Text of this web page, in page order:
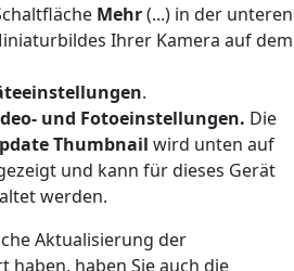
Mehr(...) in der unteren
Ihrer Kamera auf dem
.
und Fotoeinstellungen. Die
Thumbnail wird unten auf
und kann für dieses Gerät
werden.
Aktualisierung der
haben Sie auch die